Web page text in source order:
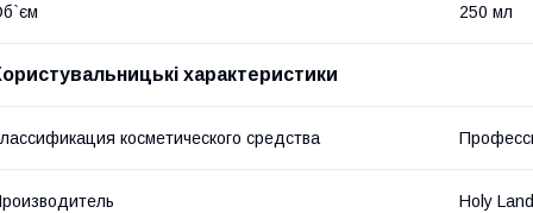
250 мл
характеристики
косметического средства
Holy Land